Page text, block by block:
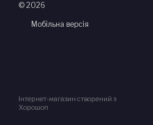
© 2026
Мобільна версія
Інтернет-магазин створений з
Хорошоп